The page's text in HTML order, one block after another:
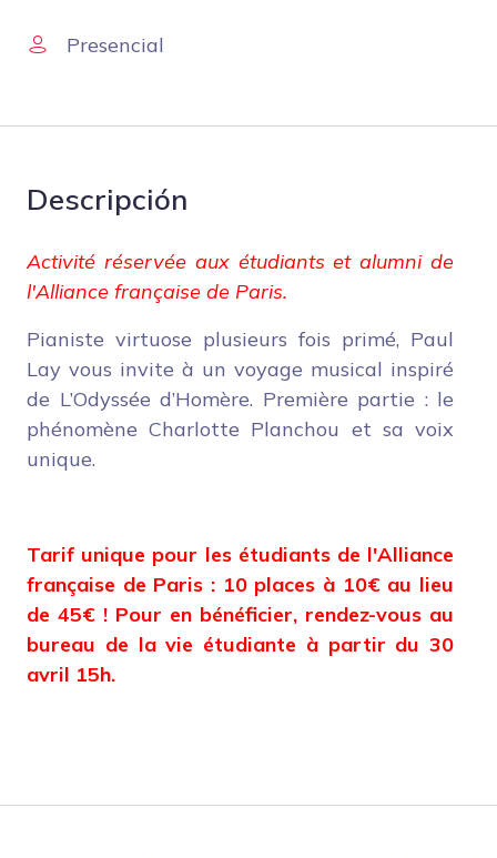
Presencial
Descripción
Activité réservée aux étudiants et alumni de
l'Alliance française de Paris.
Pianiste virtuose plusieurs fois primé, Paul
Lay vous invite à un voyage musical inspiré
de L’Odyssée d’Homère. Première partie : le
phénomène Charlotte Planchou et sa voix
unique.
Tarif unique pour les étudiants de l'Alliance
française de Paris : 10 places à 10€ au lieu
de 45€ ! Pour en bénéficier, rendez-vous au
bureau de la vie étudiante à partir du 30
avril 15h.